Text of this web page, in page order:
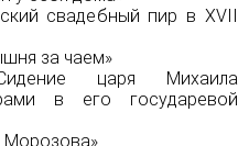
свадебный пир в XVII
за чаем»
царя Михаила
в его государевой
Морозова»